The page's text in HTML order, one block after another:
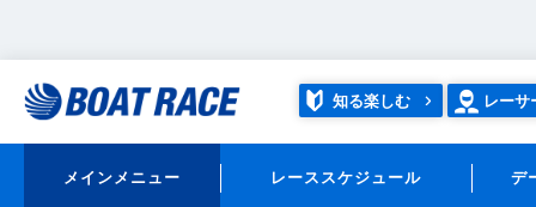
知る楽しむ レーサ
メインメニュー レーススケジュール デ